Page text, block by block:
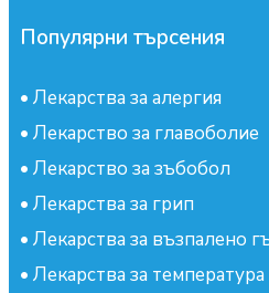
Популярни търсения
• Лекарства за алергия
• Лекарство за главоболие
• Лекарство за зъбобол
• Лекарства за грип
• Лекарства за възпалено
• Лекарства за температура